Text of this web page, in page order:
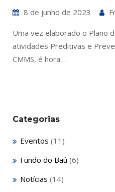
8 de junho de 2023
Uma vez elaborado o Plano
atividades Preditivas e
CMMS, é hora…
Categorias
Eventos (11)
Fundo do Baú (6)
Notícias (14)